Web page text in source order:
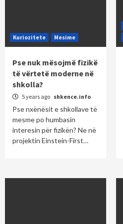
Kuriozitete Mesime
Pse nuk mësojmë fizikë
të vërtetë moderne në
shkolla?
5 years ago shkence.info
Pse nxënësit e shkollave të
mesme po humbasin
interesin për fizikën? Ne në
projektin Einstein-First…